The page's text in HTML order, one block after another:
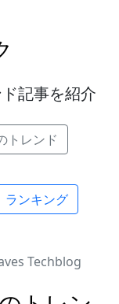
記事を紹介
トレンド
ランキング
Techblog